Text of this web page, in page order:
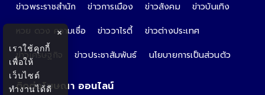
ข่าวพระราชสำนัก ข่าวการเมือง ข่าวสังคม
ข่าวบันเทิง
หวย ดวง ความเชื่อ
ข่าววาไรตี้
ข่าวต่างประเทศ
ข่าวเศรษฐกิจ
ข่าวประชาสัมพันธ์ นโยบายการเป็นส่วนตัว
ติดต่อโฆษณา ออนไลน์
×
เราใช้คุกกี้
เพื่อให้
เว็บไซต์
ทำงานได้ดี